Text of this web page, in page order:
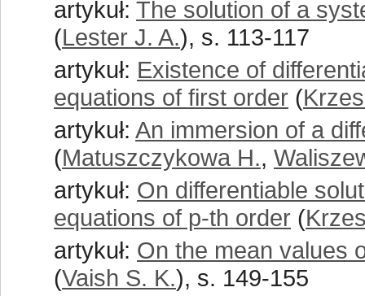
artykuł: The solution of a
(Lester J. A.), s. 113-117
artykuł: Existence of
equations of first order (
artykuł: An immersion of a
(Matuszczykowa H.,
artykuł: On differentiable
equations of p-th order (
artykuł: On the mean values
(Vaish S. K.), s. 149-155